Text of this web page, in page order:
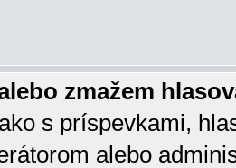
zmažem
s príspevkami,
alebo